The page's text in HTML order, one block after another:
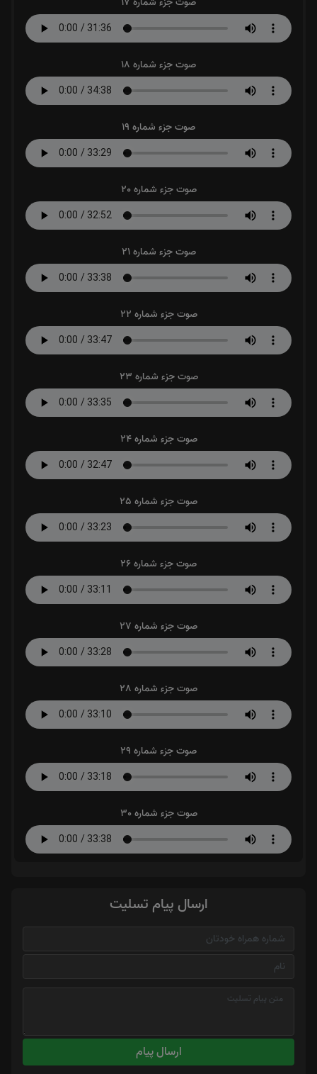
صوت جزء شماره 18
صوت جزء شماره 19
صوت جزء شماره 20
صوت جزء شماره 21
صوت جزء شماره 22
صوت جزء شماره 23
صوت جزء شماره 24
صوت جزء شماره 25
صوت جزء شماره 26
صوت جزء شماره 27
صوت جزء شماره 28
صوت جزء شماره 29
صوت جزء شماره 30
ارسال پیام تسلیت
ارسال پیام